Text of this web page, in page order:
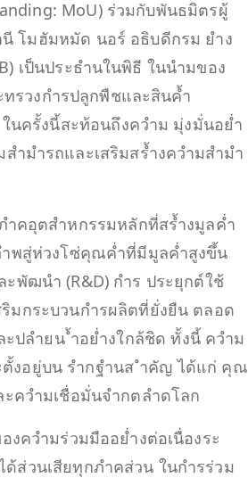
MoU) ร่วมกับพันธมิตรผู้
โมฮัมหมัด นอร์ อธิบดีกรม ยำง
เป็นประธำนในพิธี ในนำมของ
รวงกำรปลูกพืชและสินค้ำ
นครั้งนี้สะท้อนถึงควำม มุ่งมั่นอย่ำ
ำมำรถและเสริมสร้ำงควำมสำมำ
ำคอุตสำหกรรมหลักที่สร้ำงมูลค่ำ
พสู่ห่วงโซ่คุณค่ำที่มีมูลค่ำสูงขึ้น
พัฒนำ (R&D) กำร ประยุกต์ใช้
มกระบวนกำรผลิตที่ยั่งยืน ตลอด
ปลำยน ้ำอย่ำงใกล้ชิด ทั้งนี้ ควำม
งอยู่บน รำกฐำนส ำคัญ ได้แก่ คุณ
ควำมเชื่อมั่นจำกตลำดโลก
งควำมร่วมมืออย่ำงต่อเนื่องระ
ส่วนเสียทุกภำคส่วน ในกำรร่วม